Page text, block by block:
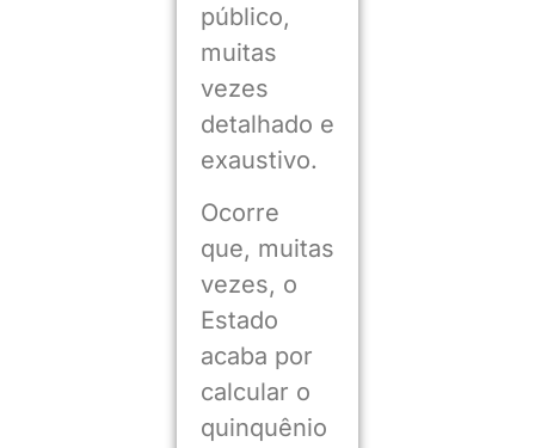
público,
muitas
vezes
detalhado e
exaustivo.
Ocorre
que, muitas
vezes, o
Estado
acaba por
calcular o
quinquênio